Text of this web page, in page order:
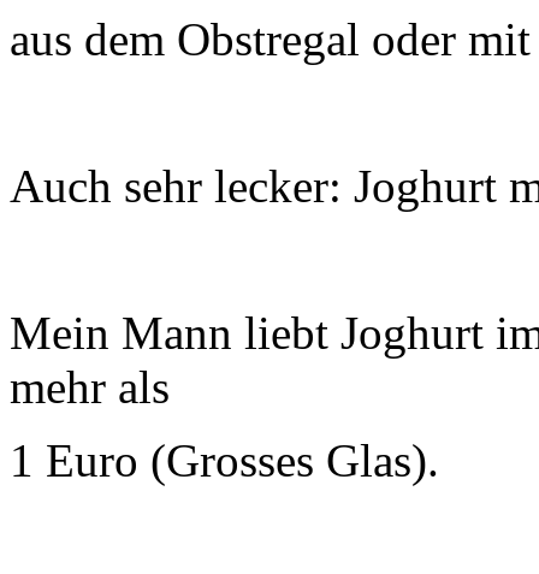
aus dem Obstregal oder
Auch sehr lecker: Joghurt
Mein Mann liebt Joghurt
mehr als
1 Euro (Grosses Glas).